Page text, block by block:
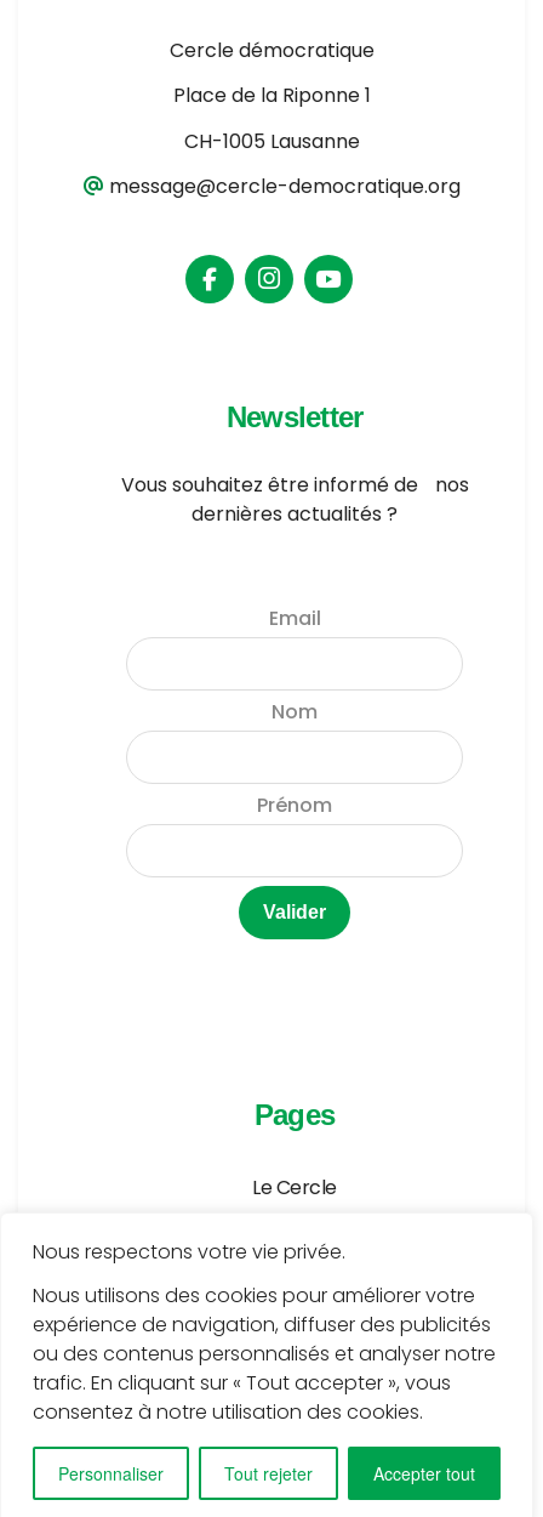
Nous respectons votre vie privée.
Nous utilisons des cookies pour améliorer votre
expérience de navigation, diffuser des publicités
ou des contenus personnalisés et analyser notre
trafic. En cliquant sur « Tout accepter », vous
consentez à notre utilisation des cookies.
Personnaliser Tout rejeter Accepter tout
Cercle démocratique
Place de la Riponne 1
CH-1005 Lausanne
message@cercle-democratique.org
Newsletter
Vous souhaitez être informé de nos
dernières actualités ?
Email
Nom
Prénom
Pages
Le Cercle
Publications
Médiathèque
Services
Contact